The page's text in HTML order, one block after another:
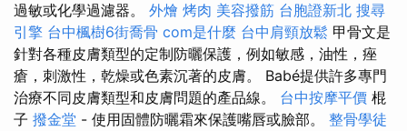
過敏或化學過濾器。 外燴 烤肉 美容撥筋 台胞證新北 搜尋
引擎 台中楓樹6街喬骨 com是什麼 台中肩頸放鬆 甲骨文是
針對各種皮膚類型的定制防曬保護，例如敏感，油性，痤
瘡，刺激性，乾燥或色素沉著的皮膚。 Babé提供許多專門
治療不同皮膚類型和皮膚問題的產品線。 台中按摩平價 棍
子 撥金堂 - 使用固體防曬霜來保護嘴唇或臉部。 整骨學徒